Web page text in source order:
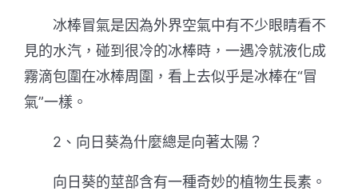
冰棒冒氣是因為外界空氣中有不少眼睛看不
見的水汽，碰到很冷的冰棒時，一遇冷就液化成
霧滴包圍在冰棒周圍，看上去似乎是冰棒在“冒
氣”一樣。
2、向日葵為什麼總是向著太陽？
向日葵的莖部含有一種奇妙的植物生長素。